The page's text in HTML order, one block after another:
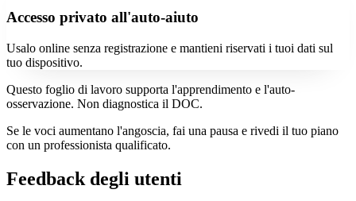
Accesso privato all'auto-aiuto
Usalo online senza registrazione e mantieni riservati i tuoi dati sul
tuo dispositivo.
Questo foglio di lavoro supporta l'apprendimento e l'auto-
osservazione. Non diagnostica il DOC.
Se le voci aumentano l'angoscia, fai una pausa e rivedi il tuo piano
con un professionista qualificato.
Feedback degli utenti